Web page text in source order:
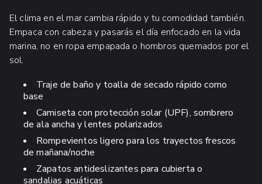
El clima en el mar cambia rápido y tu comodidad también.
Empaca con cabeza y pasarás el día enfocado en la vida
marina, no en ropa empapada o hombros quemados por el
sol.
Traje de baño y toalla de secado rápido como
base
Camiseta con protección solar (UPF), sombrero
de ala ancha y lentes polarizados
Rompevientos ligero para los trayectos frescos
de mañana/noche
Zapatos antideslizantes para cubierta o
sandalias acuáticas